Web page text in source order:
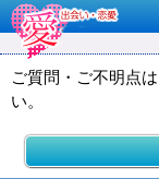
ご質問・ご不明点
い。